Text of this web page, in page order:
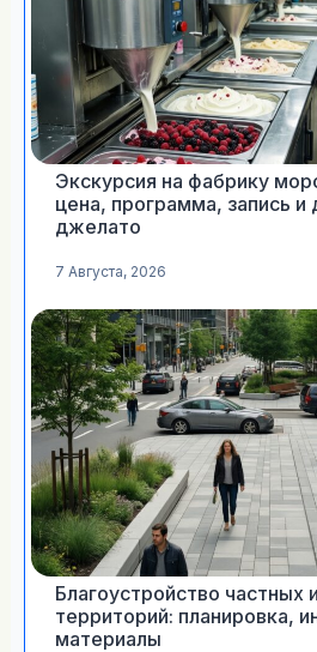
Экскурсия на фабрику
цена, программа, запись и
джелато
7 Августа, 2026
Благоустройство частных
территорий: планировка,
материалы